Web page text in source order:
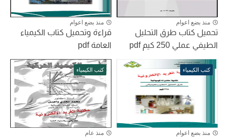
منذ بضع اعوام
تحميل كتاب طرق التحليل
الطيفي عملي 250 كيم pdf
منذ بضع اعوام
قراءة وتحميل كتاب الكيمياء
العامة pdf
كتب الكيمياء
منذ بضع اعوام
كتب الكيمياء
منذ عام